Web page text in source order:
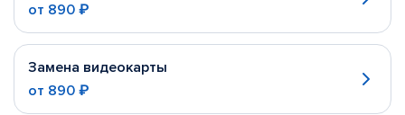
от 890 ₽
Замена видеокарты
от 890 ₽